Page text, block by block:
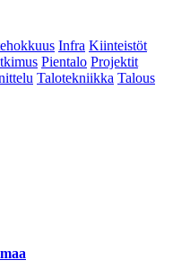
Infra Kiinteistöt
Pientalo Projektit
Talotekniikka Talous